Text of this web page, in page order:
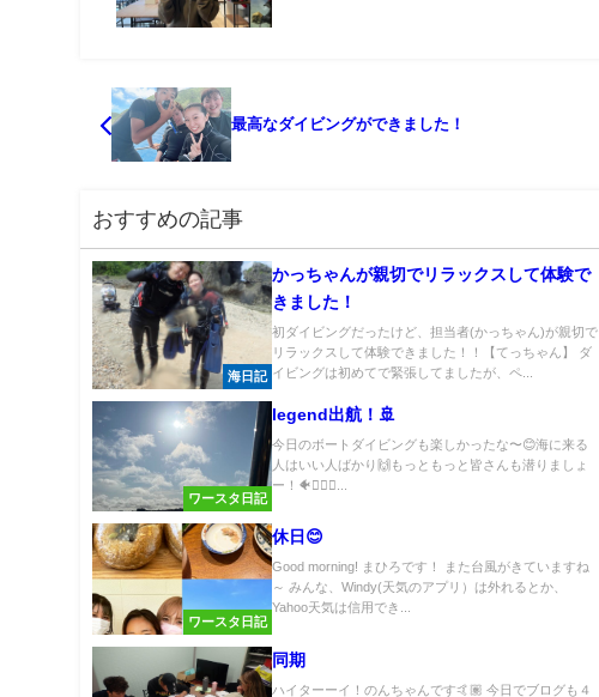
最高なダイビングができました！
おすすめの記事
海日記
かっちゃんが親切でリラックスして体験で
きました！
初ダイビングだったけど、担当者(かっちゃん)が親切で
リラックスして体験できました！！【てっちゃん】 ダ
イビングは初めてで緊張してましたが、ペ...
ワースタ日記
legend出航！🚢
今日のボートダイビングも楽しかったな〜😊海に来る
人はいい人ばかり🙌もっともっと皆さんも潜りましょ
ー！🐠🙋🏽‍♂️...
ワースタ日記
休日😊
Good morning! まひろです！ また台風がきていますね
～ みんな、Windy(天気のアプリ）は外れるとか、
Yahoo天気は信用でき...
同期
ハイターーイ！のんちゃんです🤙🏽 今日でブログも４